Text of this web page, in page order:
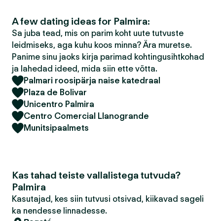
A few dating ideas for Palmira:
Sa juba tead, mis on parim koht uute tutvuste
leidmiseks, aga kuhu koos minna? Ära muretse.
Panime sinu jaoks kirja parimad kohtingusihtkohad
ja lahedad ideed, mida siin ette võtta.
Palmari roosipärja naise katedraal
Plaza de Bolivar
Unicentro Palmira
Centro Comercial Llanogrande
Munitsipaalmets
Kas tahad teiste vallalistega tutvuda?
Palmira
Kasutajad, kes siin tutvusi otsivad, kiikavad sageli
ka nendesse linnadesse.